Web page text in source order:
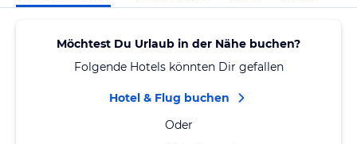
Möchtest Du Urlaub in der Nähe buchen?
Folgende Hotels könnten Dir gefallen
Hotel & Flug buchen
Oder